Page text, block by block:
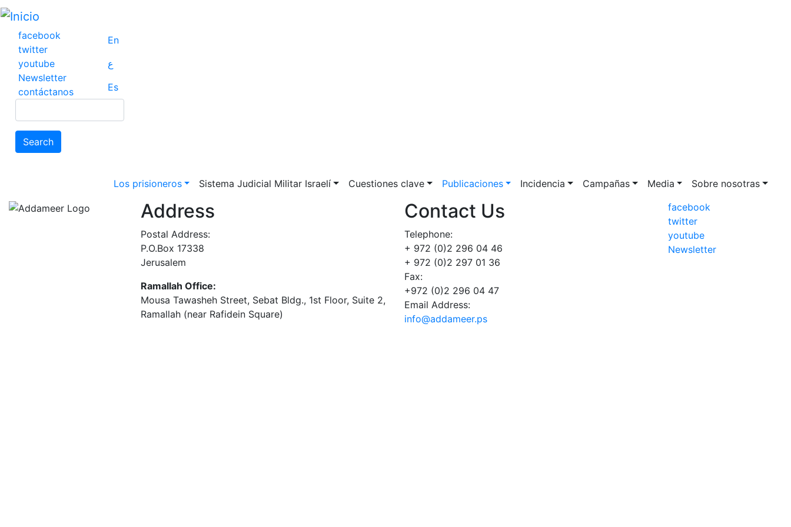
Pasar
contenido
principal
facebook
twitter
youtube
Newsletter
contáctanos
En
ع
Es
Search
Main navigation
Los prisioneros Sistema Judicial Militar Israelí Cuestiones clave Publicaciones Incidencia Campañas Media Sobre nosotras
Address
Postal Address:
P.O.Box 17338
Jerusalem
Ramallah Office:
Mousa Tawasheh Street, Sebat Bldg., 1st Floor, Suite 2,
Ramallah (near Rafidein Square)
Contact Us
Telephone:
+ 972 (0)2 296 04 46
+ 972 (0)2 297 01 36
Fax:
+972 (0)2 296 04 47
Email Address:
info@addameer.ps
facebook
twitter
youtube
Newsletter